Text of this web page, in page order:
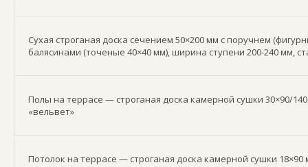
Сухая строганая доска сечением 50×200 мм с поручнем
балясинами (точеные 40×40 мм), ширина ступени 200-240 мм,
Полы на террасе — строганая доска камерной сушки 30×90/
«вельвет»
Потолок на террасе — строганая доска камерной сушки 18×90